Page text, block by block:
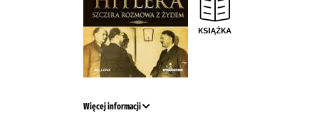
Więcej informacji